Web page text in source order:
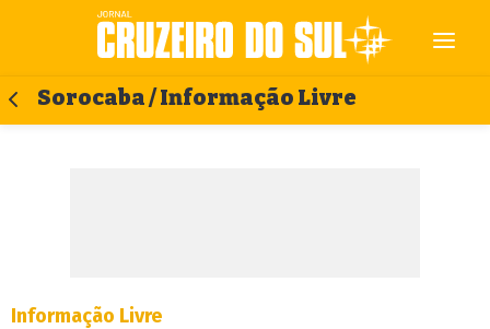
Sorocaba / Informação Livre
Informação Livre